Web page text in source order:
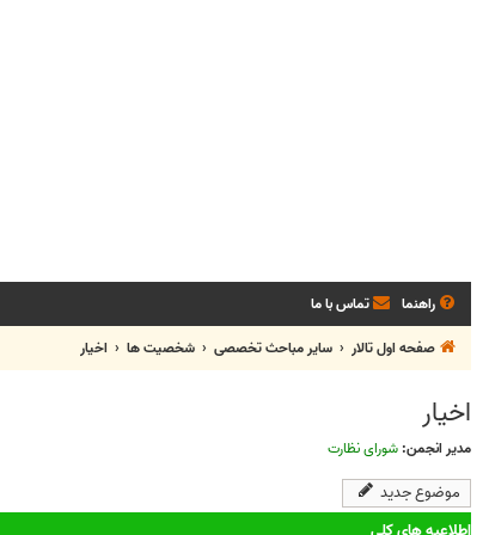
راهنما تماس با ما
صفحه اول تالار
سایر مباحث تخصصی شخصيت ها اخیار
اخیار
مدیر انجمن: شورای نظارت
موضوع جدید